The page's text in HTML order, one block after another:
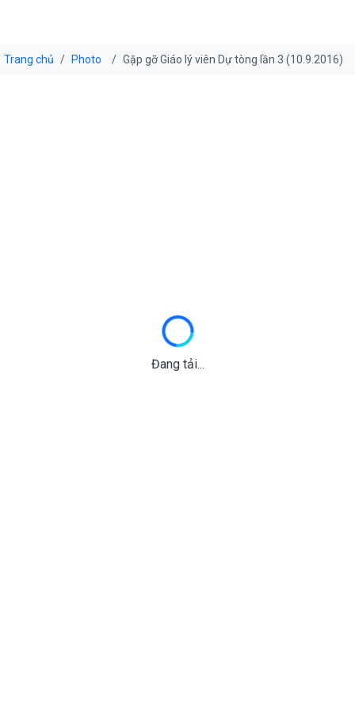
Trang chủ Photo Gặp gỡ Giáo lý viên Dự tòng lần 3 (10.9.2016)
Đang tải...